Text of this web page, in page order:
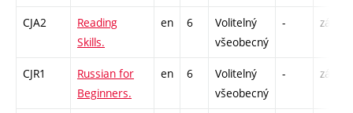
CJA2
Reading
Skills.
en 6
Volitelný
všeobecný
- zá,zk
CJR1
Russian for
Beginners.
en 6
Volitelný
všeobecný
- zá,zk